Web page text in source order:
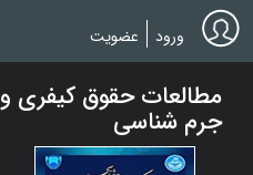
Skip
to
main
ورود عضویت
مطالعات حقوق کیفری و
جرم شناسی